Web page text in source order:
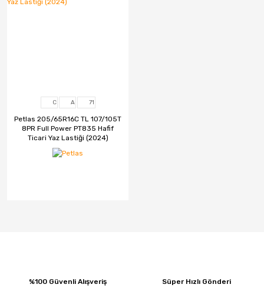
C A 71
Petlas 205/65R16C TL 107/105T
8PR Full Power PT835 Hafif
Ticari Yaz Lastiği (2024)
%100 Güvenli Alışveriş Süper Hızlı Gönderi